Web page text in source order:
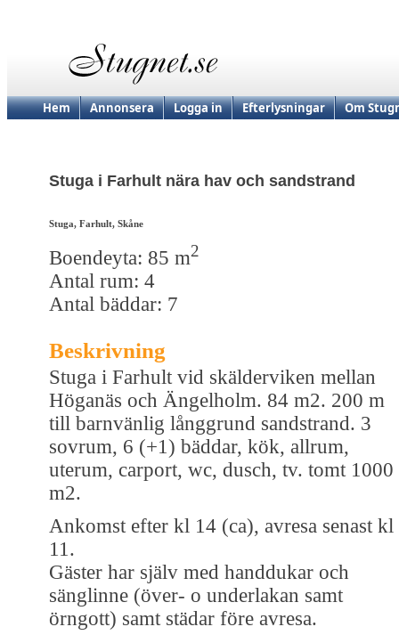
Hem Annonsera Logga in Efterlysningar Om
Stuga i Farhult nära hav och sandstrand
Stuga, Farhult, Skåne
Boendeyta: 85 m2
Antal rum: 4
Antal bäddar: 7
Beskrivning
Stuga i Farhult vid skälderviken mellan
Höganäs och Ängelholm. 84 m2. 200 m
till barnvänlig långgrund sandstrand. 3
sovrum, 6 (+1) bäddar, kök, allrum,
uterum, carport, wc, dusch, tv. tomt 1000
m2.
Ankomst efter kl 14 (ca), avresa senast kl
11.
Gäster har själv med handdukar och
sänglinne (över- o underlakan samt
örngott) samt städar före avresa.